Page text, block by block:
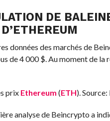
DE
données des marchés de
de 4 000 $. Au moment de
prix Ethereum (ETH).
analyse de Beincrypto a